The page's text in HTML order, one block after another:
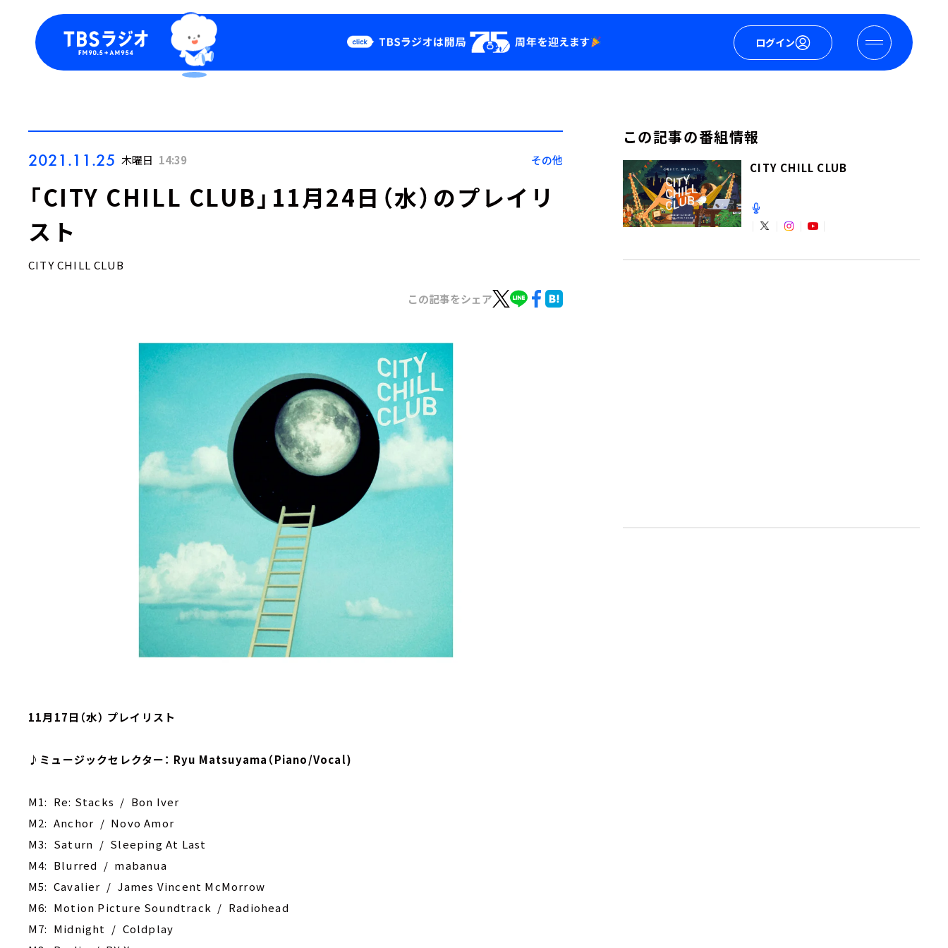
ログイン
Podcast
YouTube
2021.11.25 木曜日 14:39 その他
「CITY CHILL CLUB」11月24日（水）のプレイリ
スト
CITY CHILL CLUB
この記事をシェア
11月17日（水） プレイリスト
♪ミュージックセレクター： Ryu Matsuyama（Piano/Vocal)
M1: Re: Stacks / Bon Iver
M2: Anchor / Novo Amor
M3: Saturn / Sleeping At Last
M4: Blurred / mabanua
M5: Cavalier / James Vincent McMorrow
M6: Motion Picture Soundtrack / Radiohead
M7: Midnight / Coldplay
この記事の番組情報
CITY CHILL CLUB